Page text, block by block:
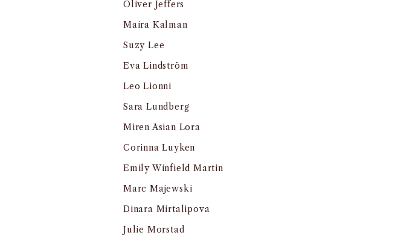
Oliver Jeffers
Maira Kalman
Suzy Lee
Eva Lindström
Leo Lionni
Sara Lundberg
Miren Asian Lora
Corinna Luyken
Emily Winfield Martin
Marc Majewski
Dinara Mirtalipova
Julie Morstad